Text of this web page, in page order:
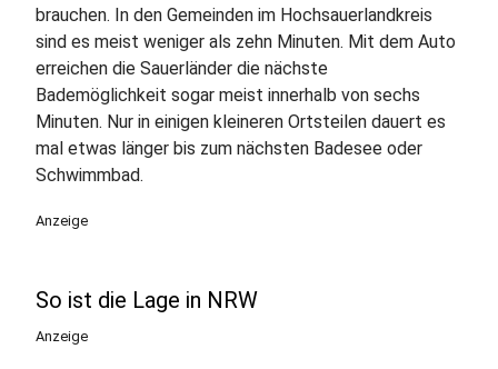
brauchen. In den Gemeinden im Hochsauerlandkreis
sind es meist weniger als zehn Minuten. Mit dem Auto
erreichen die Sauerländer die nächste
Bademöglichkeit sogar meist innerhalb von sechs
Minuten. Nur in einigen kleineren Ortsteilen dauert es
mal etwas länger bis zum nächsten Badesee oder
Schwimmbad.
Anzeige
So ist die Lage in NRW
Anzeige